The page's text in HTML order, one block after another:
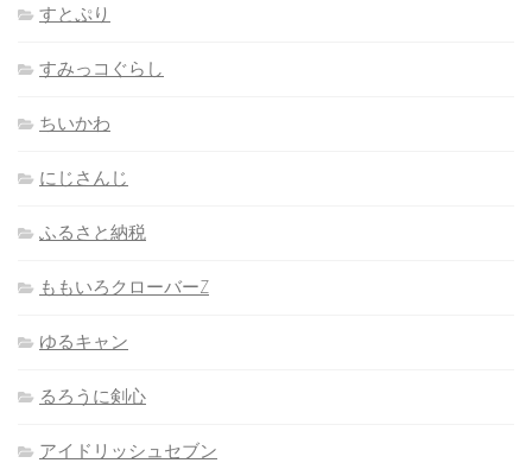
すとぷり
すみっコぐらし
ちいかわ
にじさんじ
ふるさと納税
ももいろクローバーZ
ゆるキャン
るろうに剣心
アイドリッシュセブン